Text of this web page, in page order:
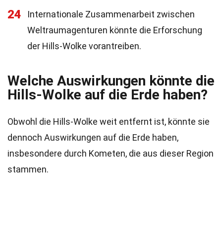
24
Internationale Zusammenarbeit zwischen
Weltraumagenturen könnte die Erforschung
der Hills-Wolke vorantreiben.
Welche Auswirkungen könnte die
Hills-Wolke auf die Erde haben?
Obwohl die Hills-Wolke weit entfernt ist, könnte sie
dennoch Auswirkungen auf die Erde haben,
insbesondere durch Kometen, die aus dieser Region
stammen.